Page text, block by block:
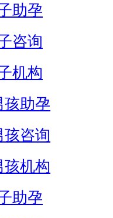
助孕
咨询
机构
孩助孕
孩咨询
孩机构
助孕